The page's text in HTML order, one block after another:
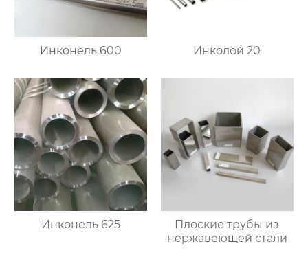
Инконель 600 Инколой 20
Инконель 625
Плоские трубы из
нержавеющей стали